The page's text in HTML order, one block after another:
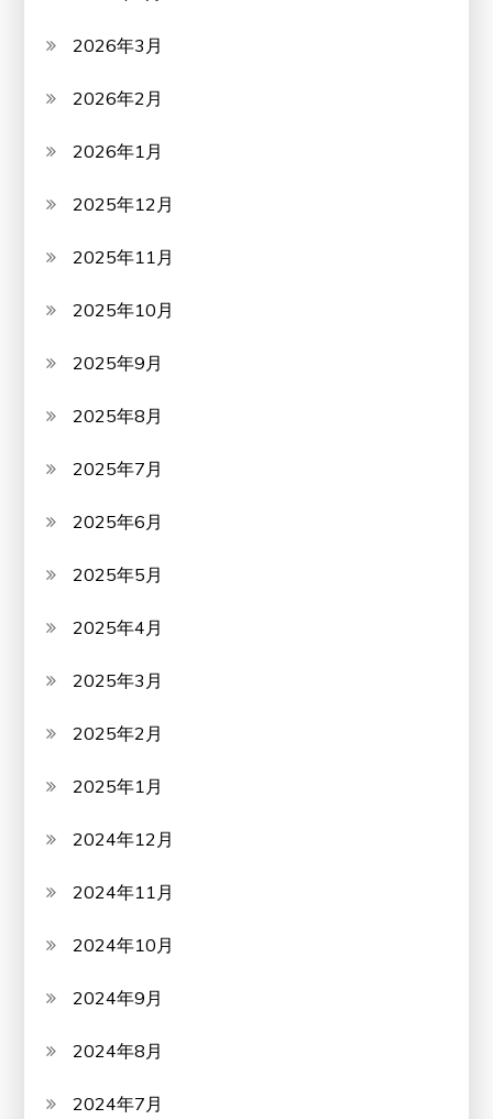
2026年3月
2026年2月
2026年1月
2025年12月
2025年11月
2025年10月
2025年9月
2025年8月
2025年7月
2025年6月
2025年5月
2025年4月
2025年3月
2025年2月
2025年1月
2024年12月
2024年11月
2024年10月
2024年9月
2024年8月
2024年7月